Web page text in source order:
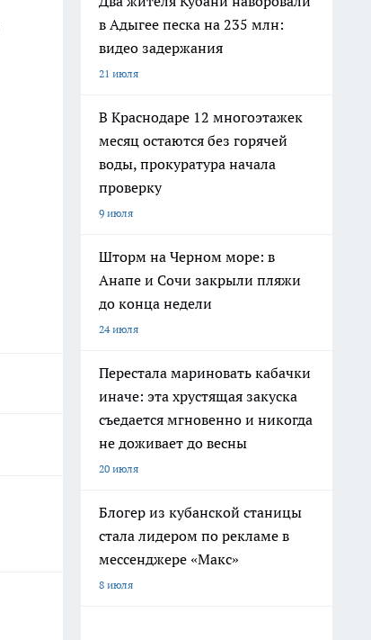
в Адыгее песка на 235 млн:
видео задержания
21 июля
В Краснодаре 12 многоэтажек
месяц остаются без горячей
воды, прокуратура начала
проверку
9 июля
Шторм на Черном море: в
Анапе и Сочи закрыли пляжи
до конца недели
24 июля
Перестала мариновать кабачки
иначе: эта хрустящая закуска
съедается мгновенно и никогда
не доживает до весны
20 июля
Блогер из кубанской станицы
стала лидером по рекламе в
мессенджере «Макс»
8 июля